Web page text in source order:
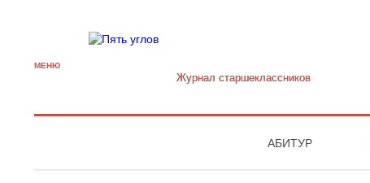
МЕНЮ
Журнал старшекласcников
АБИТУР